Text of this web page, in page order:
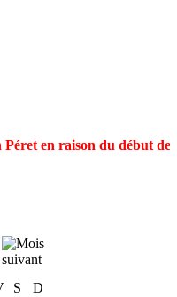
en raison du début
S
D